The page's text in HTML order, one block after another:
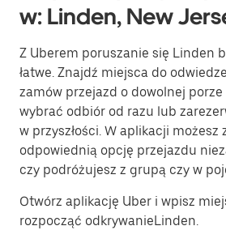
w: Linden, New
Z Uberem poruszanie się Linden
łatwe. Znajdź miejsca do
zamów przejazd o dowolnej porze
wybrać odbiór od razu lub
w przyszłości. W aplikacji możesz
odpowiednią opcję przejazdu
czy podróżujesz z grupą czy w
Otwórz aplikację Uber i wpisz
rozpocząć odkrywanieLinden.